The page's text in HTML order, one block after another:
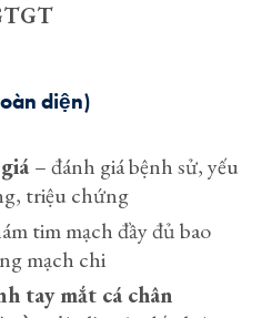
diện)
– đánh giá bệnh sử, yếu
triệu chứng
tim mạch đầy đủ bao
mạch chi
tay mắt cá chân